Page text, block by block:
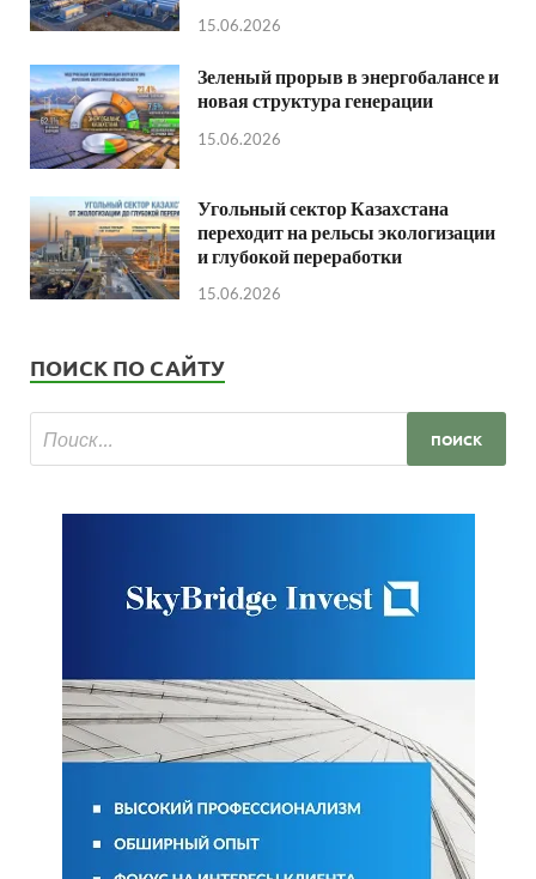
15.06.2026
Зеленый прорыв в энергобалансе и
новая структура генерации
15.06.2026
Угольный сектор Казахстана
переходит на рельсы экологизации
и глубокой переработки
15.06.2026
ПОИСК ПО САЙТУ